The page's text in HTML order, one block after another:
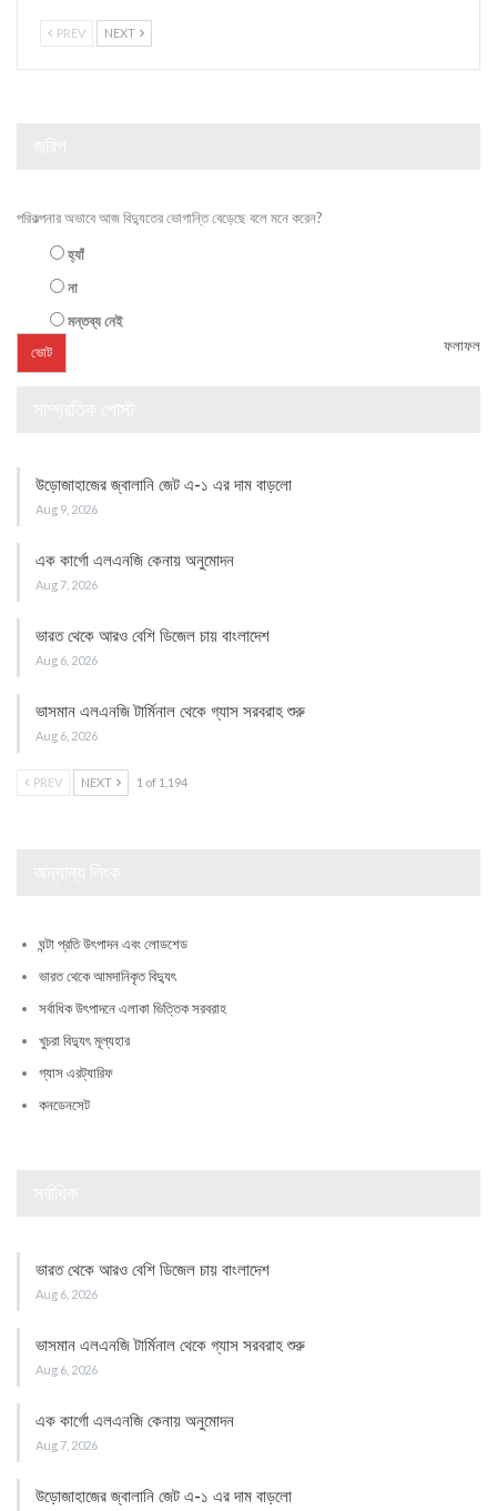
PREV NEXT
পরিকল্পনার অভাবে আজ বিদ্যুতের ভোগান্তি বেড়েছে বলে মনে করেন?
হ্যাঁ
না
মন্তব্য নেই
ফলাফল
উড়োজাহাজের জ্বালানি জেট এ-১ এর দাম বাড়লো
Aug 9, 2026
এক কার্গো এলএনজি কেনায় অনুমোদন
Aug 7, 2026
ভারত থেকে আরও বেশি ডিজেল চায় বাংলাদেশ
Aug 6, 2026
ভাসমান এলএনজি টার্মিনাল থেকে গ্যাস সরবরাহ শুরু
Aug 6, 2026
PREV NEXT 1 of 1,194
ঘন্টা প্রতি উৎপাদন এবং লোডশেড
ভারত থেকে আমদানিকৃত বিদ্যুৎ
সর্বাধিক উৎপাদনে এলাকা ভিত্তিক সরবরাহ
খুচরা বিদ্যুৎ মূল্যহার
গ্যাস এরট্যারিফ
কনডেনসেট
ভারত থেকে আরও বেশি ডিজেল চায় বাংলাদেশ
Aug 6, 2026
ভাসমান এলএনজি টার্মিনাল থেকে গ্যাস সরবরাহ শুরু
Aug 6, 2026
এক কার্গো এলএনজি কেনায় অনুমোদন
Aug 7, 2026
উড়োজাহাজের জ্বালানি জেট এ-১ এর দাম বাড়লো